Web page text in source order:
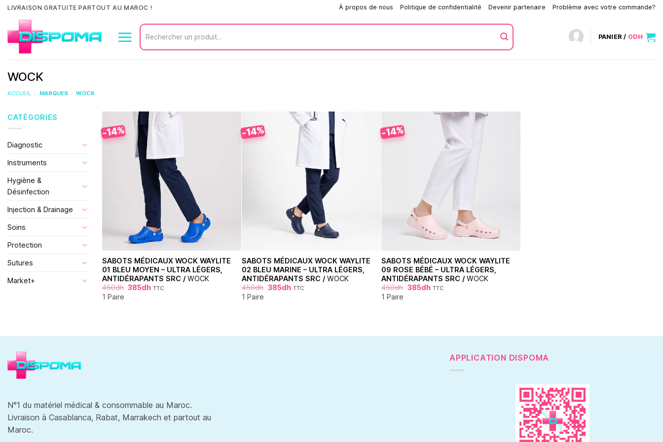
Passer
contenu
LIVRAISON GRATUITE PARTOUT AU MAROC ! À propos de nous Politique de confidentialité Devenir partenaire Problème avec votre commande?
Recherche
pour :
PANIER / 0DH
WOCK
ACCUEIL / MARQUES / WOCK
CATÉGORIES
Diagnostic
Instruments
Hygiène &
Désinfection
Injection & Drainage
Soins
Protection
Sutures
Market+
-14%
SABOTS MÉDICAUX WOCK WAYLITE
01 BLEU MOYEN – ULTRA LÉGERS,
ANTIDÉRAPANTS SRC /WOCK
450dh 385dh TTC
1 Paire
-14%
SABOTS MÉDICAUX WOCK WAYLITE
02 BLEU MARINE – ULTRA LÉGERS,
ANTIDÉRAPANTS SRC /WOCK
450dh 385dh TTC
1 Paire
-14%
SABOTS MÉDICAUX WOCK WAYLITE
09 ROSE BÉBÉ – ULTRA LÉGERS,
ANTIDÉRAPANTS SRC /WOCK
450dh 385dh TTC
1 Paire
N°1 du matériel médical & consommable au Maroc.
Livraison à Casablanca, Rabat, Marrakech et partout au
Maroc.
APPLICATION DISPOMA